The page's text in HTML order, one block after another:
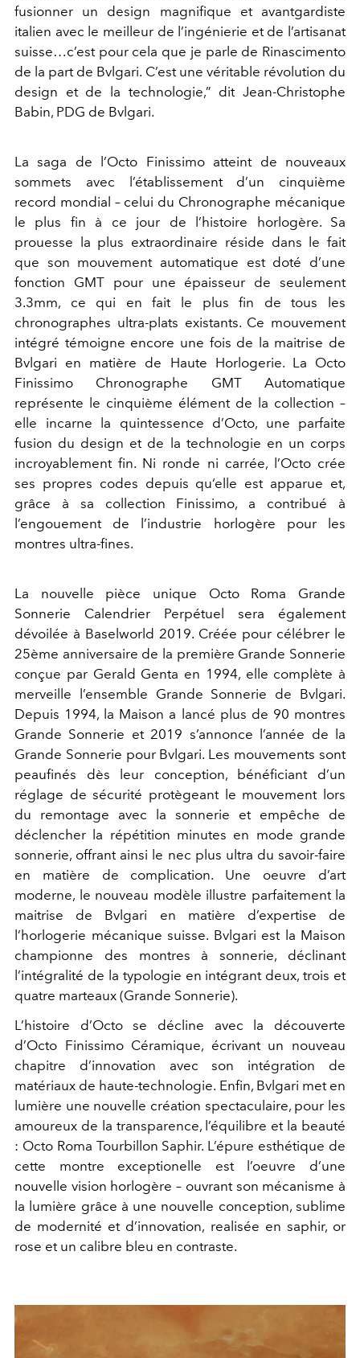
fusionner un design magnifique et avantgardiste
italien avec le meilleur de l’ingénierie et de l’artisanat
suisse…c’est pour cela que je parle de Rinascimento
de la part de Bvlgari. C’est une véritable révolution du
design et de la technologie,” dit Jean-Christophe
Babin, PDG de Bvlgari.
La saga de l’Octo Finissimo atteint de nouveaux
sommets avec l’établissement d’un cinquième
record mondial – celui du Chronographe mécanique
le plus fin à ce jour de l’histoire horlogère. Sa
prouesse la plus extraordinaire réside dans le fait
que son mouvement automatique est doté d’une
fonction GMT pour une épaisseur de seulement
3.3mm, ce qui en fait le plus fin de tous les
chronographes ultra-plats existants. Ce mouvement
intégré témoigne encore une fois de la maitrise de
Bvlgari en matière de Haute Horlogerie. La Octo
Finissimo Chronographe GMT Automatique
représente le cinquième élément de la collection –
elle incarne la quintessence d’Octo, une parfaite
fusion du design et de la technologie en un corps
incroyablement fin. Ni ronde ni carrée, l’Octo crée
ses propres codes depuis qu‘elle est apparue et,
grâce à sa collection Finissimo, a contribué à
l’engouement de l’industrie horlogère pour les
montres ultra-fines.
La nouvelle pièce unique Octo Roma Grande
Sonnerie Calendrier Perpétuel sera également
dévoilée à Baselworld 2019. Créée pour célébrer le
25ème anniversaire de la première Grande Sonnerie
conçue par Gerald Genta en 1994, elle complète à
merveille l’ensemble Grande Sonnerie de Bvlgari.
Depuis 1994, la Maison a lancé plus de 90 montres
Grande Sonnerie et 2019 s’annonce l’année de la
Grande Sonnerie pour Bvlgari. Les mouvements sont
peaufinés dès leur conception, bénéficiant d’un
réglage de sécurité protègeant le mouvement lors
du remontage avec la sonnerie et empêche de
déclencher la répétition minutes en mode grande
sonnerie, offrant ainsi le nec plus ultra du savoir-faire
en matière de complication. Une oeuvre d’art
moderne, le nouveau modèle illustre parfaitement la
maitrise de Bvlgari en matière d’expertise de
l’horlogerie mécanique suisse. Bvlgari est la Maison
championne des montres à sonnerie, déclinant
l’intégralité de la typologie en intégrant deux, trois et
quatre marteaux (Grande Sonnerie).
L’histoire d’Octo se décline avec la découverte
d’Octo Finissimo Céramique, écrivant un nouveau
chapitre d’innovation avec son intégration de
matériaux de haute-technologie. Enfin, Bvlgari met en
lumière une nouvelle création spectaculaire, pour les
amoureux de la transparence, l’équilibre et la beauté
: Octo Roma Tourbillon Saphir. L’épure esthétique de
cette montre exceptionelle est l’oeuvre d’une
nouvelle vision horlogère – ouvrant son mécanisme à
la lumière grâce à une nouvelle conception, sublime
de modernité et d’innovation, realisée en saphir, or
rose et un calibre bleu en contraste.